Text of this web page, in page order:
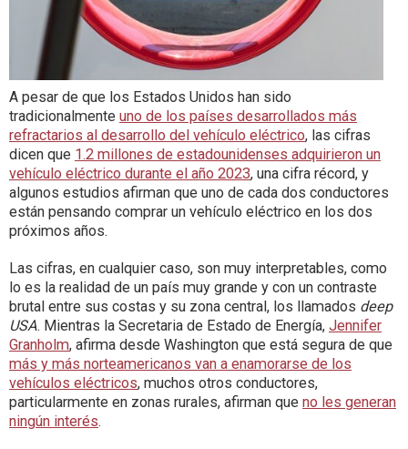
A pesar de que los Estados Unidos han sido
tradicionalmente uno de los países desarrollados más
refractarios al desarrollo del vehículo eléctrico, las cifras
dicen que 1.2 millones de estadounidenses adquirieron un
vehículo eléctrico durante el año 2023, una cifra récord, y
algunos estudios afirman que uno de cada dos conductores
están pensando comprar un vehículo eléctrico en los dos
próximos años.
Las cifras, en cualquier caso, son muy interpretables, como
lo es la realidad de un país muy grande y con un contraste
brutal entre sus costas y su zona central, los llamados deep
USA. Mientras la Secretaria de Estado de Energía, Jennifer
Granholm, afirma desde Washington que está segura de que
más y más norteamericanos van a enamorarse de los
vehículos eléctricos, muchos otros conductores,
particularmente en zonas rurales, afirman que no les generan
ningún interés.